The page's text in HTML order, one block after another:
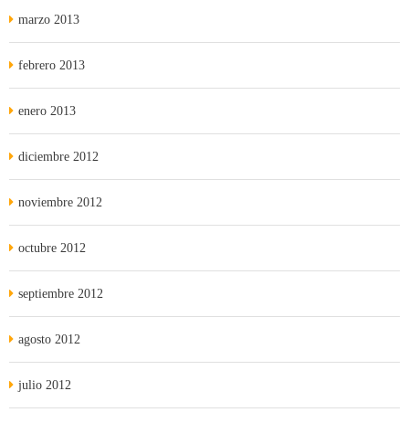
marzo 2013
febrero 2013
enero 2013
diciembre 2012
noviembre 2012
octubre 2012
septiembre 2012
agosto 2012
julio 2012